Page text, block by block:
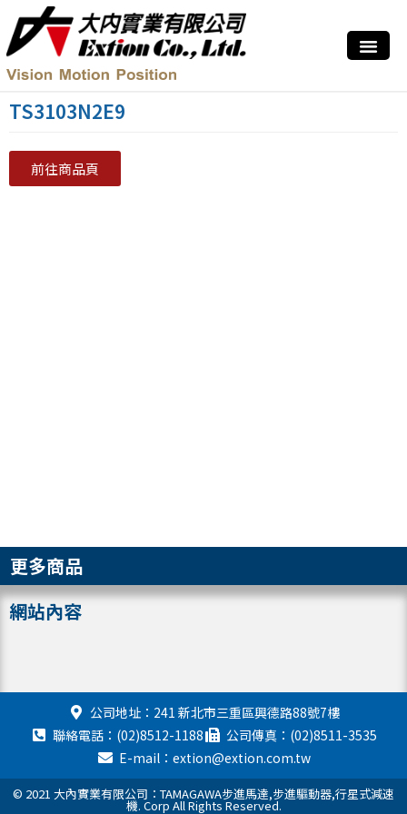
TS3103N2E9
前往商品頁
更多商品
網站內容
公司地址：241 新北市三重區興德路88號7樓
聯絡電話：(02)8512-1188
公司傳真：(02)8511-3535
E-mail：extion@extion.com.tw
© 2021 大內實業有限公司：TAMAGAWA步進馬達,步進驅動器,行星式減速
機. Corp All Rights Reserved.